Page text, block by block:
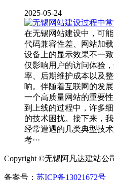
2025-05-24
在无锡网站建设中，可
代码兼容性差、网站加
设备上的显示效果不一
仅影响用户的访问体验
率、后期维护成本以及
响。伴随着互联网的发
一个高质量网站的重要
到上线的过程中，许多
的技术困扰。接下来，
经常遭遇的几类典型技
考···
Copyright ©无锡阿凡达建站公
备案号： 苏ICP备13021672号